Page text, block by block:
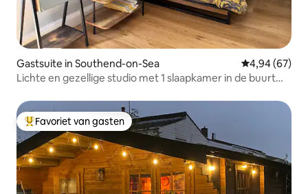
Gastsuite in Southend-on-Sea Gemiddelde
4,94 (67)
Lichte en gezellige studio met 1 slaapkamer in de buurt
Topfavoriet van gasten
Favoriet van gasten